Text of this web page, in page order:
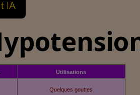
IA
Utilisations
Quelques gouttes